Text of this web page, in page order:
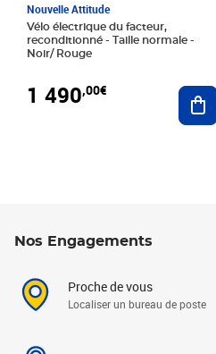
Nouvelle Attitude
Vélo électrique du facteur,
reconditionné - Taille normale -
Noir/ Rouge
1 490,00€
Nos Engagements
Proche de vous
Localiser un bureau de poste